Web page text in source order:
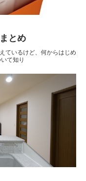
とめ
ているけど、何からはじめ
て知り